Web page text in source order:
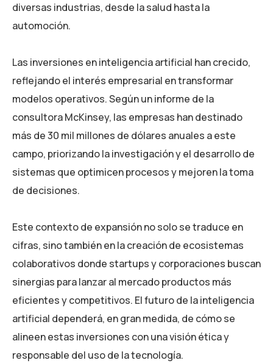
diversas industrias, desde la salud hasta la
automoción.
Las inversiones en inteligencia artificial han crecido,
reflejando el interés empresarial en transformar
modelos operativos. Según un informe de la
consultora McKinsey, las empresas han destinado
más de 30 mil millones de dólares anuales a este
campo, priorizando la investigación y el desarrollo de
sistemas que optimicen procesos y mejoren la toma
de decisiones.
Este contexto de expansión no solo se traduce en
cifras, sino también en la creación de ecosistemas
colaborativos donde startups y corporaciones buscan
sinergias para lanzar al mercado productos más
eficientes y competitivos. El futuro de la inteligencia
artificial dependerá, en gran medida, de cómo se
alineen estas inversiones con una visión ética y
responsable del uso de la tecnología.